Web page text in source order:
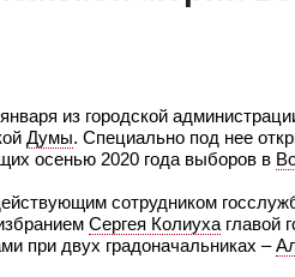
из городской
Думы. Специально под нее
осенью 2020 года выборов в
сотрудником
Сергея Колиухаглавой
при двух градоначальниках –